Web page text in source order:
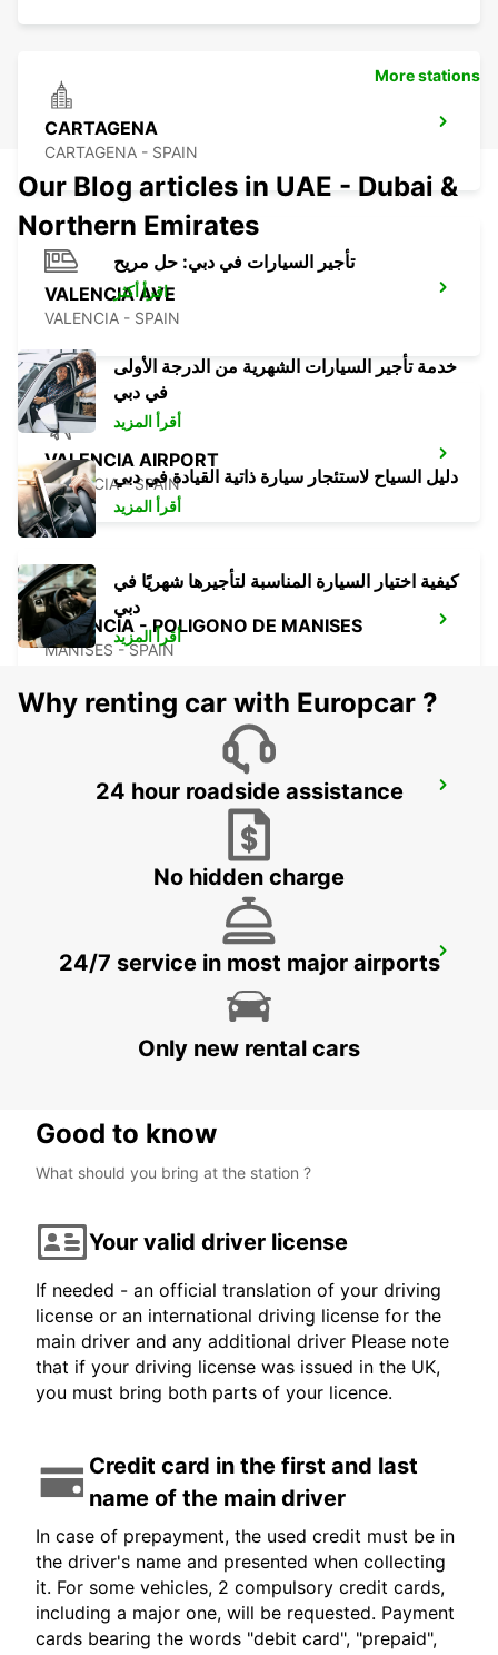
CARTAGENA
CARTAGENA - SPAIN
VALENCIA AVE
VALENCIA - SPAIN
VALENCIA AIRPORT
VALENCIA - SPAIN
VALENCIA - POLIGONO DE MANISES
MANISES - SPAIN
ALBACETE
VALENCIA-PUERTO SAGUNTO
More stations
Our Blog articles in UAE - Dubai &
Northern Emirates
تأجير السيارات في دبي: حل مريح
اقرأ أكثر
خدمة تأجير السيارات الشهرية من الدرجة الأولى
في دبي
أقرأ المزيد
دليل السياح لاستئجار سيارة ذاتية القيادة في دبي
أقرأ المزيد
كيفية اختيار السيارة المناسبة لتأجيرها شهريًا في
دبي
أقرأ المزيد
Why renting car with Europcar ?
24 hour roadside assistance
No hidden charge
24/7 service in most major airports
Only new rental cars
Good to know
What should you bring at the station ?
Your valid driver license
If needed - an official translation of your driving
license or an international driving license for the
main driver and any additional driver Please note
that if your driving license was issued in the UK,
you must bring both parts of your licence.
Credit card in the first and last
name of the main driver
In case of prepayment, the used credit must be in
the driver's name and presented when collecting
it. For some vehicles, 2 compulsory credit cards,
including a major one, will be requested. Payment
cards bearing the words "debit card", "prepaid",